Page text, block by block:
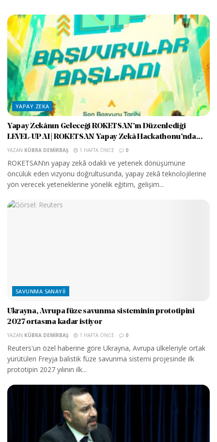
YAPAY ZEKA
Yapay Zekânın Geleceği ROKETSAN’ın Düzenlediği
LEVEL-UP AI | ROKETSAN Yapay Zekâ Hackathonu’nda...
YAZAN KÜBRA DEMIRBAŞ 1 HAFTA ÖNCE 0
ROKETSAN’ın yapay zekâ odaklı ve yetenek dönüşümüne
öncülük eden vizyonu doğrultusunda, yapay zekâ teknolojilerine
yön verecek yeteneklerine yönelik eğitim, gelişim...
SAVUNMA SANAYII
Ukrayna, Avrupa füze savunma sisteminin prototipini
2027 ortasına kadar istiyor
YAZAN KÜBRA DEMIRBAŞ 1 HAFTA ÖNCE 0
Reuters'un özel haberine göre Ukrayna, Avrupa ülkeleriyle ortak
yürütülen Freyja balistik füze savunma sistemi projesinde ilk
prototipin 2027 yılının ilk...